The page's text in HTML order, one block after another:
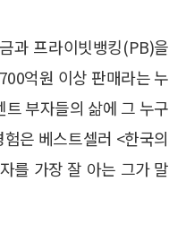
과 프라이빗뱅킹(PB)을
억원 이상 판매라는 누
부자들의 삶에 그 누구
은 베스트셀러 <한국의
를 가장 잘 아는 그가 말